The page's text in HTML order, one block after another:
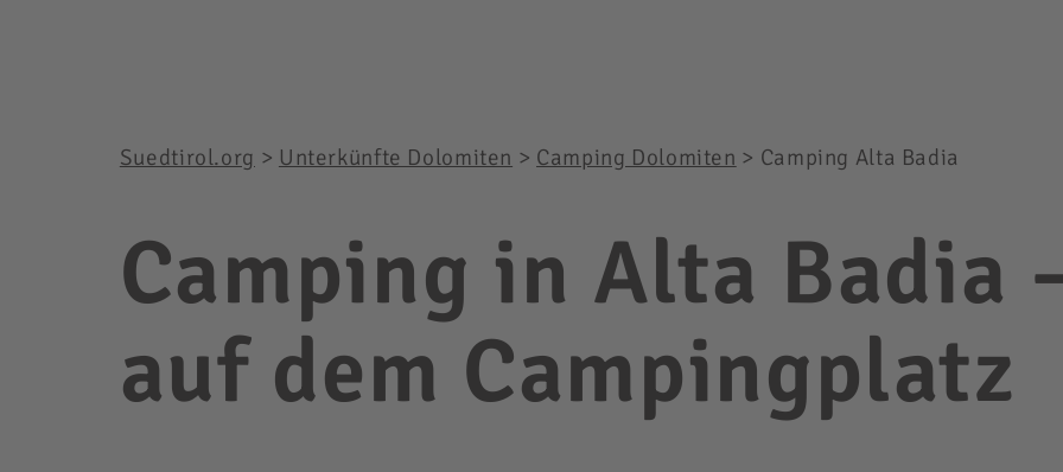
Suedtirol.org > Unterkünfte Dolomiten > Camping Dolomiten > Camping Alta Badia
Camping in Alta Badia
auf dem Campingplatz